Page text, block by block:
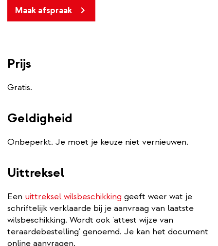
Maak afspraak
Prijs
Gratis.
Geldigheid
Onbeperkt. Je moet je keuze niet vernieuwen.
Uittreksel
Een uittreksel wilsbeschikking geeft weer wat je
schriftelijk verklaarde bij je aanvraag van laatste
wilsbeschikking. Wordt ook 'attest wijze van
teraardebestelling' genoemd. Je kan het document
online aanvragen.